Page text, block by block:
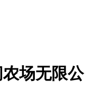
场无限公